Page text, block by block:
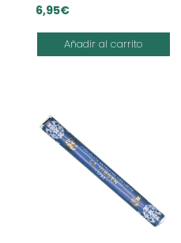
6,95€
Añadir al carrito